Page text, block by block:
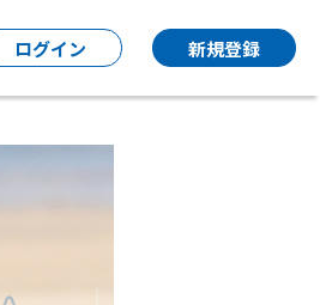
ログイン 新規登録